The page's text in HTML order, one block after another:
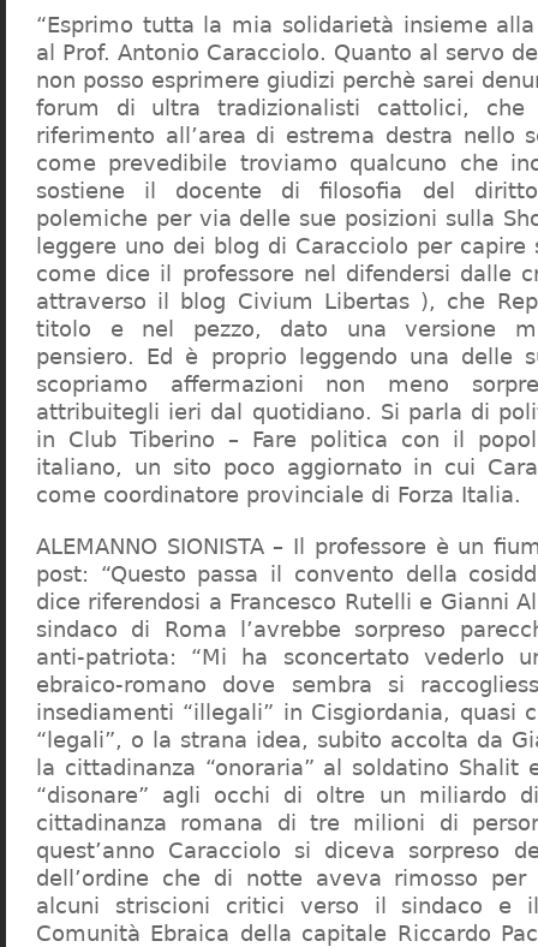
“Esprimo tutta la mia solidarietà insieme
al Prof. Antonio Caracciolo. Quanto al servo
non posso esprimere giudizi perchè sarei
forum di ultra tradizionalisti cattolici,
riferimento all’area di estrema destra nello
come prevedibile troviamo qualcuno che
sostiene il docente di filosofia del
polemiche per via delle sue posizioni sulla
leggere uno dei blog di Caracciolo per
come dice il professore nel difendersi dalle
attraverso il blog Civium Libertas ), che
titolo e nel pezzo, dato una versione
pensiero. Ed è proprio leggendo una delle
scopriamo affermazioni non meno
attribuitegli ieri dal quotidiano. Si parla di
in Club Tiberino – Fare politica con il
italiano, un sito poco aggiornato in cui
come coordinatore provinciale di Forza Italia.
ALEMANNO SIONISTA – Il professore è un
post: “Questo passa il convento della
dice riferendosi a Francesco Rutelli e Gianni
sindaco di Roma l’avrebbe sorpreso
anti-patriota: “Mi ha sconcertato vederlo
ebraico-romano dove sembra si
insediamenti “illegali” in Cisgiordania, quasi
“legali”, o la strana idea, subito accolta da
la cittadinanza “onoraria” al soldatino Shalit
“disonare” agli occhi di oltre un miliardo
cittadinanza romana di tre milioni di
quest’anno Caracciolo si diceva sorpreso
dell’ordine che di notte aveva rimosso
alcuni striscioni critici verso il sindaco e
Comunità Ebraica della capitale Riccardo